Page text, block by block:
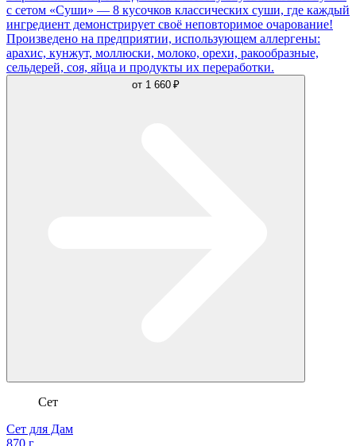
с сетом «Суши» — 8 кусочков классических суши, где каждый
ингредиент демонстрирует своё неповторимое очарование!
Произведено на предприятии, использующем аллергены:
арахис, кунжут, моллюски, молоко, орехи, ракообразные,
сельдерей, соя, яйца и продукты их переработки.
от 1 660 ₽
Сет
Сет для Дам
870 г